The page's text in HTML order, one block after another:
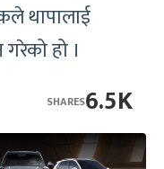
थापालाई
हो ।
6.5K
SHARES